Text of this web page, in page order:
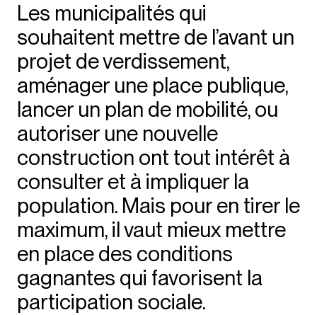
Les municipalités qui
souhaitent mettre de l’avant un
projet de verdissement,
aménager une place publique,
lancer un plan de mobilité, ou
autoriser une nouvelle
construction ont tout intérêt à
consulter et à impliquer la
population. Mais pour en tirer le
maximum, il vaut mieux mettre
en place des conditions
gagnantes qui favorisent la
participation sociale.